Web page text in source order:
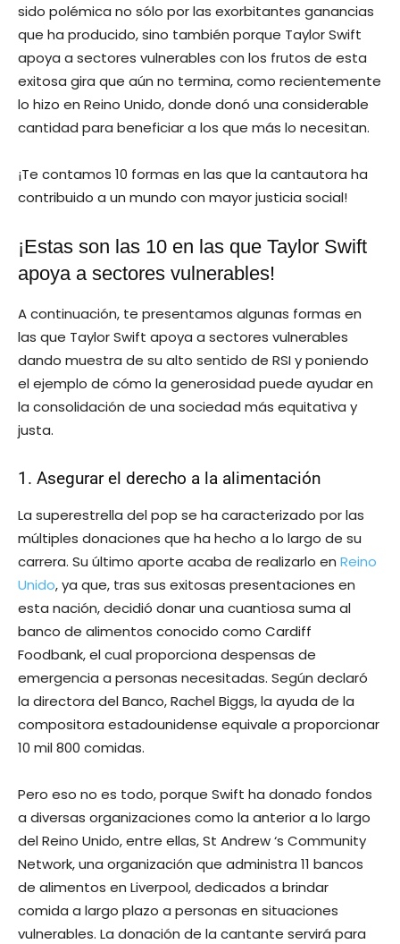
sido polémica no sólo por las exorbitantes ganancias
que ha producido, sino también porque Taylor Swift
apoya a sectores vulnerables con los frutos de esta
exitosa gira que aún no termina, como recientemente
lo hizo en Reino Unido, donde donó una considerable
cantidad para beneficiar a los que más lo necesitan.
¡Te contamos 10 formas en las que la cantautora ha
contribuido a un mundo con mayor justicia social!
¡Estas son las 10 en las que Taylor Swift
apoya a sectores vulnerables!
A continuación, te presentamos algunas formas en
las que Taylor Swift apoya a sectores vulnerables
dando muestra de su alto sentido de RSI y poniendo
el ejemplo de cómo la generosidad puede ayudar en
la consolidación de una sociedad más equitativa y
justa.
1. Asegurar el derecho a la alimentación
La superestrella del pop se ha caracterizado por las
múltiples donaciones que ha hecho a lo largo de su
carrera. Su último aporte acaba de realizarlo en Reino
Unido, ya que, tras sus exitosas presentaciones en
esta nación, decidió donar una cuantiosa suma al
banco de alimentos conocido como Cardiff
Foodbank, el cual proporciona despensas de
emergencia a personas necesitadas. Según declaró
la directora del Banco, Rachel Biggs, la ayuda de la
compositora estadounidense equivale a proporcionar
10 mil 800 comidas.
Pero eso no es todo, porque Swift ha donado fondos
a diversas organizaciones como la anterior a lo largo
del Reino Unido, entre ellas, St Andrew ‘s Community
Network, una organización que administra 11 bancos
de alimentos en Liverpool, dedicados a brindar
comida a largo plazo a personas en situaciones
vulnerables. La donación de la cantante servirá para